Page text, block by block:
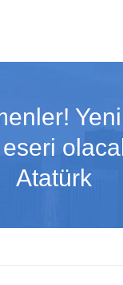
Yeni
Atatürk